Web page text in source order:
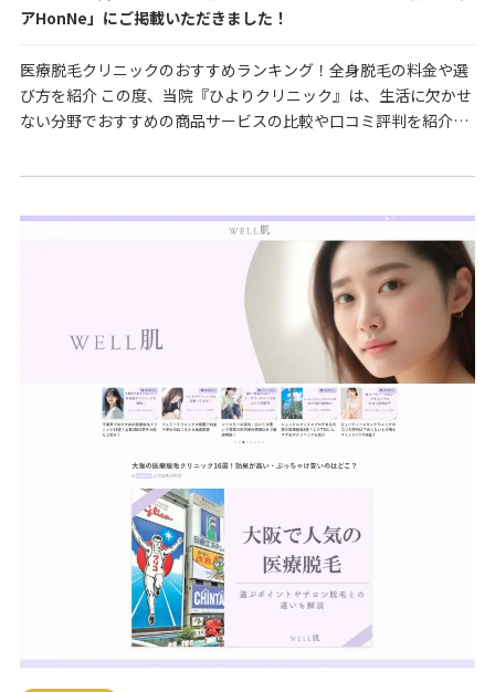
アHonNe」にご掲載いただきました！
医療脱毛クリニックのおすすめランキング！全身脱毛の料金や選
び方を紹介 この度、当院『ひよりクリニック』は、生活に欠かせ
ない分野でおすすめの商品サービスの比較や口コミ評判を紹介す
「【医師監修】医療脱毛クリニックのおすすめランキング！全身
た。 サイトには、サービスの徹底比較やランキング、…